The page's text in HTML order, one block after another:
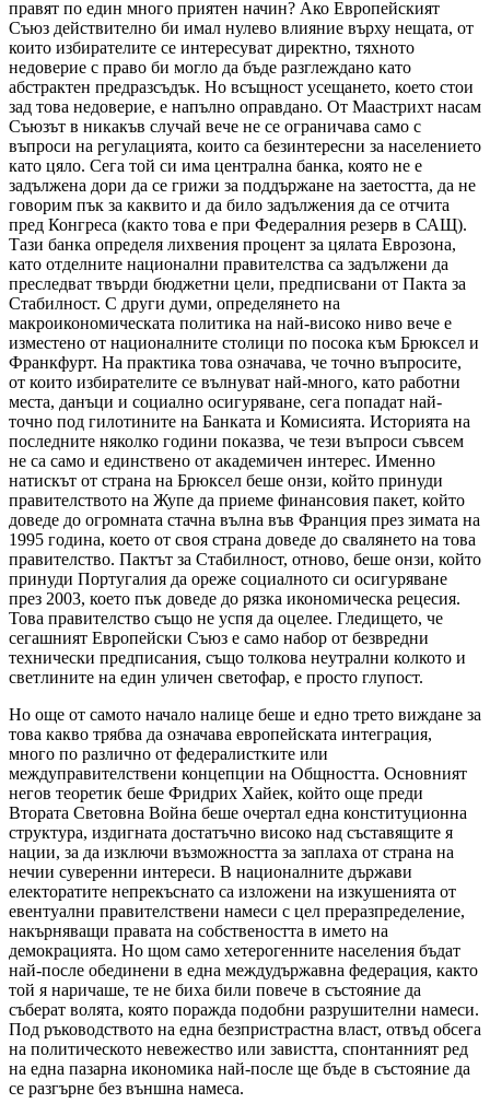
правят по един много приятен начин? Ако Европейският
Съюз действително би имал нулево влияние върху нещата, от
които избирателите се интересуват директно, тяхното
недоверие с право би могло да бъде разглеждано като
абстрактен предразсъдък. Но всъщност усещането, което стои
зад това недоверие, е напълно оправдано. От Маастрихт насам
Съюзът в никакъв случай вече не се ограничава само с
въпроси на регулацията, които са безинтересни за населението
като цяло. Сега той си има централна банка, която не е
задължена дори да се грижи за поддържане на заетостта, да не
говорим пък за каквито и да било задължения да се отчита
пред Конгреса (както това е при Федералния резерв в САЩ).
Тази банка определя лихвения процент за цялата Еврозона,
като отделните национални правителства са задължени да
преследват твърди бюджетни цели, предписвани от Пакта за
Стабилност. С други думи, определянето на
макроикономическата политика на най-високо ниво вече е
изместено от националните столици по посока към Брюксел и
Франкфурт. На практика това означава, че точно въпросите,
от които избирателите се вълнуват най-много, като работни
места, данъци и социално осигуряване, сега попадат най-
точно под гилотините на Банката и Комисията. Историята на
последните няколко години показва, че тези въпроси съвсем
не са само и единствено от академичен интерес. Именно
натискът от страна на Брюксел беше онзи, който принуди
правителството на Жупе да приеме финансовия пакет, който
доведе до огромната стачна вълна във Франция през зимата на
1995 година, което от своя страна доведе до свалянето на това
правителство. Пактът за Стабилност, отново, беше онзи, който
принуди Португалия да ореже социалното си осигуряване
през 2003, което пък доведе до рязка икономическа рецесия.
Това правителство също не успя да оцелее. Гледището, че
сегашният Европейски Съюз е само набор от безвредни
технически предписания, също толкова неутрални колкото и
светлините на един уличен светофар, е просто глупост.
Но още от самото начало налице беше и едно трето виждане за
това какво трябва да означава европейската интеграция,
много по различно от федералистките или
междуправителствени концепции на Общността. Основният
негов теоретик беше Фридрих Хайек, който още преди
Втората Световна Война беше очертал една конституционна
структура, издигната достатъчно високо над съставящите я
нации, за да изключи възможността за заплаха от страна на
нечии суверенни интереси. В националните държави
електоратите непрекъснато са изложени на изкушенията от
евентуални правителствени намеси с цел преразпределение,
накърняващи правата на собствеността в името на
демокрацията. Но щом само хетерогенните населения бъдат
най-после обединени в една междудържавна федерация, както
той я наричаше, те не биха били повече в състояние да
съберат волята, която поражда подобни разрушителни намеси.
Под ръководството на една безпристрастна власт, отвъд обсега
на политическото невежество или завистта, спонтанният ред
на една пазарна икономика най-после ще бъде в състояние да
се разгърне без външна намеса.